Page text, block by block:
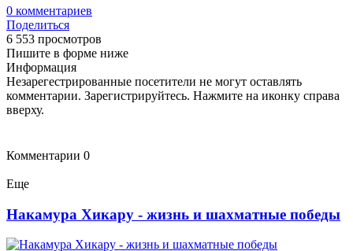
0 комментариев
Поделиться
6 553 просмотров
Пишите в форме ниже
Информация
Незарегестрированные посетители не могут оставлять
комментарии. Зарегистрируйтесь. Нажмите на иконку справа
вверху.
Комментарии 0
Еще
Накамура Хикару - жизнь и шахматные победы